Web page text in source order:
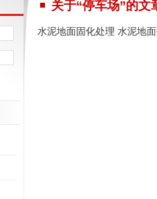
关于“停车场”的文
水泥地面固化处理 水泥地